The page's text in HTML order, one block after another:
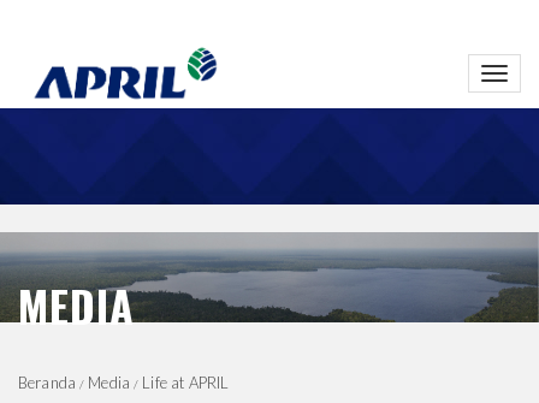
MEDIA
Beranda Media Life at APRIL